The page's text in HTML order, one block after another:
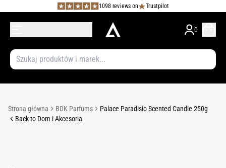
1098 reviews on Trustpilot
0
Strona główna BDK Parfums
Palace Paradisio Scented Candle 250g
Back to Dom i Akcesoria